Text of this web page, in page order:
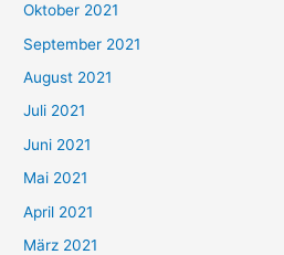
n
n
a
c
h
:
Oktober 2021
September 2021
August 2021
Juli 2021
Juni 2021
Mai 2021
April 2021
März 2021